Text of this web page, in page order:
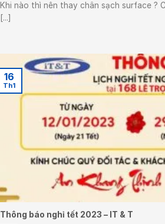
Khi nào thì nên thay chân sạch surface ?
[...]
Thông báo nghỉ tết 2023 – IT & T
16
Th1